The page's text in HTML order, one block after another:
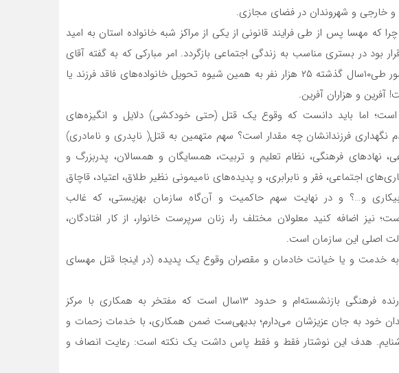
خارجی و شهروندان در فضای مجازی.
که مهسا پس از طی فرایند قانونی از یکی از مراکز شبه خانواده استان به امید
بود در بستری مناسب به زندگی اجتماعی بازگردد. امر مبارکی که به گفته آقای
دکتر حسینی رئیس سازمان بهزیستی کشور طی۱۰سال گذشته ۲۵ هزار نفر به همین شیوه تحویل خانواده‌های فاقد فرزند یا
و هزاران آفرین.
اما باید دانست که وقوع یک قتل (حتی خودکشی) دلایل و انگیزه‌های
نگهداری فرزندانشان چه مقدار است؟ سهم متهمین به قتل( ناپدری و نامادری)
نهادهای فرهنگی، نظام تعلیم و تربیت، همسایگان و همسالان، پدربزرگ و
اجتماعی، فقر و نابرابری، و پدیده‌های نامیمونی نظیر طلاق، اعتیاد، قاچاق
بیکاری و…؟ و در نهایت سهم حاکمیت و آن‌گاه سازمان بهزیستی، که غالب
نیز اضافه کنید معلولان مختلف را، زنان سرپرست خانوار، از کار افتادگان،
اصلی این سازمان است.
به خدمت و یا خیانت خادمان و مقصران وقوع یک پدیده (در اینجا قتل مهسای
بد نیست خوانندگان محترم بدانند، نگارنده فرهنگی بازنشسته‌ام و حدود ۱۳سال است که مفتخر به همکاری با مرکز
خود به جان عزیزشان می‌دارم؛ بدیهی‌ست ضمن همکاری، با خدمات زحمات و
هدف این نوشتار فقط و فقط پاس داشت یک نکته است: رعایت انصاف و